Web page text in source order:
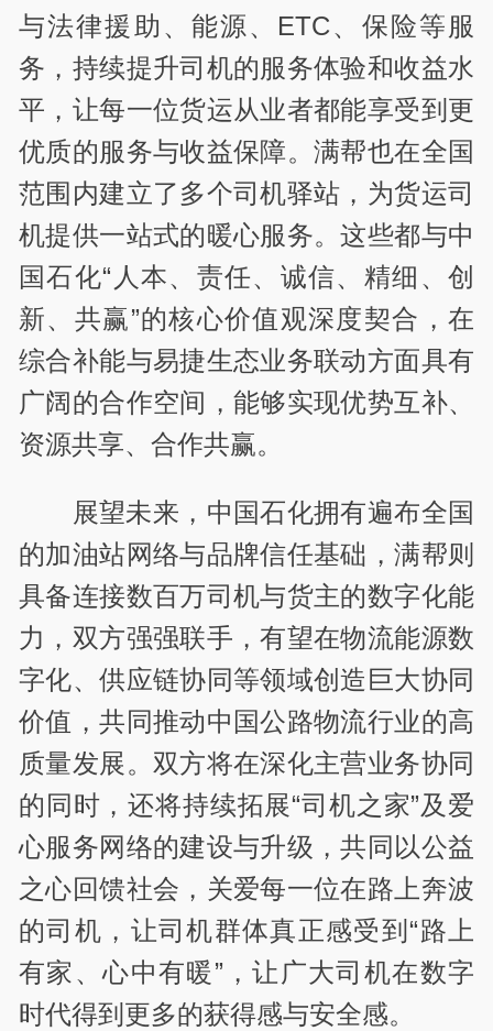
与法律援助、能源、ETC、保险等服
务，持续提升司机的服务体验和收益水
平，让每一位货运从业者都能享受到更
优质的服务与收益保障。满帮也在全国
范围内建立了多个司机驿站，为货运司
机提供一站式的暖心服务。这些都与中
国石化“人本、责任、诚信、精细、创
新、共赢”的核心价值观深度契合，在
综合补能与易捷生态业务联动方面具有
广阔的合作空间，能够实现优势互补、
资源共享、合作共赢。
展望未来，中国石化拥有遍布全国
的加油站网络与品牌信任基础，满帮则
具备连接数百万司机与货主的数字化能
力，双方强强联手，有望在物流能源数
字化、供应链协同等领域创造巨大协同
价值，共同推动中国公路物流行业的高
质量发展。双方将在深化主营业务协同
的同时，还将持续拓展“司机之家”及爱
心服务网络的建设与升级，共同以公益
之心回馈社会，关爱每一位在路上奔波
的司机，让司机群体真正感受到“路上
有家、心中有暖”，让广大司机在数字
时代得到更多的获得感与安全感。